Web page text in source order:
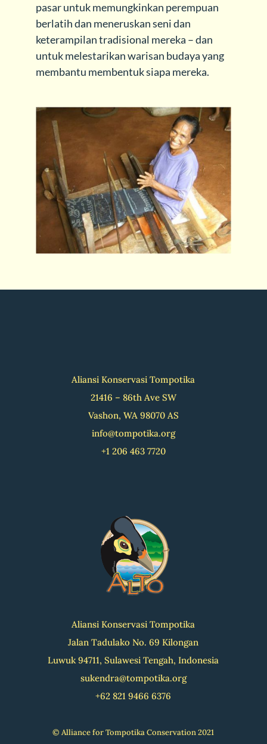
pasar untuk memungkinkan perempuan
berlatih dan meneruskan seni dan
keterampilan tradisional mereka – dan
untuk melestarikan warisan budaya yang
membantu membentuk siapa mereka.
Aliansi Konservasi Tompotika
21416 – 86th Ave SW
Vashon, WA 98070 AS
info@tompotika.org
+1 206 463 7720
Aliansi Konservasi Tompotika
Jalan Tadulako No. 69 Kilongan
Luwuk 94711, Sulawesi Tengah, Indonesia
sukendra@tompotika.org
+62 821 9466 6376
© Alliance for Tompotika Conservation 2021